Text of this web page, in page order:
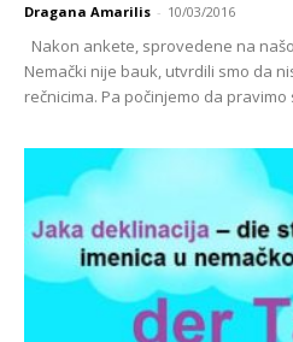
Dragana Amarilis - 10/03/2016
Nakon ankete, sprovedene na
Nemački nije bauk, utvrdili smo da
rečnicima. Pa počinjemo da